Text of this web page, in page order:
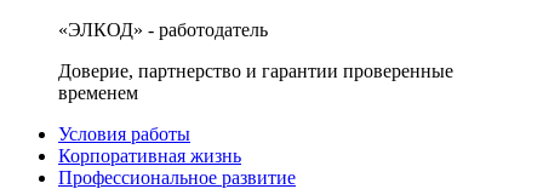
«ЭЛКОД» - работодатель
Доверие, партнерство и гарантии проверенные
временем
Условия работы
Корпоративная жизнь
Профессиональное развитие